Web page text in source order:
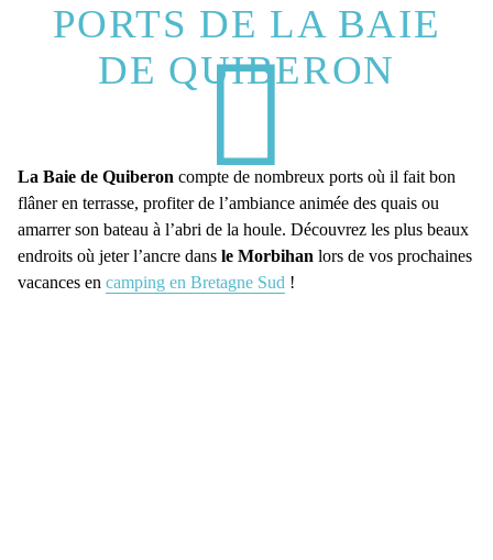
PORTS DE LA BAIE
DE QUIBERON
La Baie de Quiberon compte de nombreux ports où il fait bon
flâner en terrasse, profiter de l’ambiance animée des quais ou
amarrer son bateau à l’abri de la houle. Découvrez les plus beaux
endroits où jeter l’ancre dans le Morbihan lors de vos prochaines
vacances en camping en Bretagne Sud !